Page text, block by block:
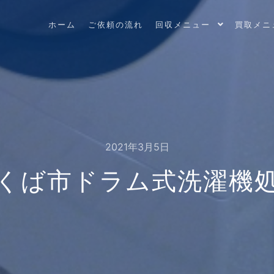
ホーム ご依頼の流れ 回収メニュー 買取メニ
2021年3月5日
ば市ドラム式洗濯機